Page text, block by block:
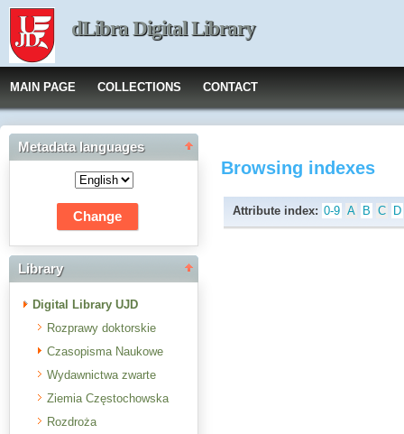
dLibra Digital Library
MAIN PAGE COLLECTIONS CONTACT
Metadata languages
Library
Digital Library UJD
Rozprawy doktorskie
Czasopisma Naukowe
Wydawnictwa zwarte
Ziemia Częstochowska
Rozdroża
Browsing indexes
Attribute index: 0-9 A B C D